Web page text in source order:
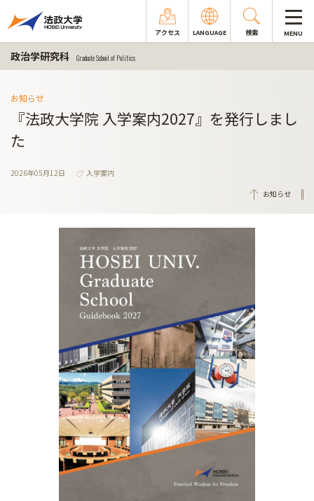
アクセス LANGUAGE 検索 MENU
政治学研究科 Graduate School of Politics
お知らせ
『法政大学院 入学案内2027』を発行しまし
た
2026年05月12日
入学案内
お知らせ